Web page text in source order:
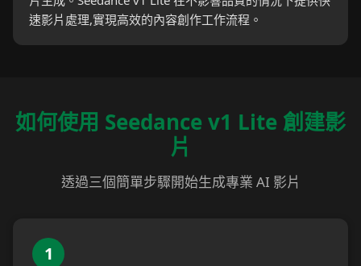
速影片處理,實現高效的內容創作工作流程。
如何使用 Seedance v1 Lite 創建影
片
透過三個簡單步驟開始生成專業 AI 影片
1